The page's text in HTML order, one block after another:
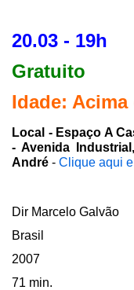
20.03 - 19h
Gratuito
Idade: Acima
Local - Espaço A
- Avenida
André - Clique aqui
Dir Marcelo Galvão
Brasil
2007
71 min.